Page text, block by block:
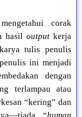
corak
hasil outputkerja
tulis penulis
ini menjadi
dengan
terlampau atau
“kering” dan